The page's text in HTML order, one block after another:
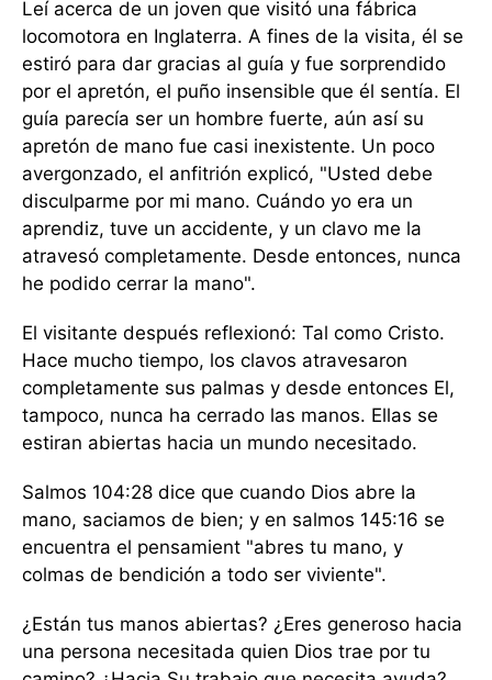
Leí acerca de un joven que visitó una fábrica
locomotora en Inglaterra. A fines de la visita, él se
estiró para dar gracias al guía y fue sorprendido
por el apretón, el puño insensible que él sentía. El
guía parecía ser un hombre fuerte, aún así su
apretón de mano fue casi inexistente. Un poco
avergonzado, el anfitrión explicó, "Usted debe
disculparme por mi mano. Cuándo yo era un
aprendiz, tuve un accidente, y un clavo me la
atravesó completamente. Desde entonces, nunca
he podido cerrar la mano".
El visitante después reflexionó: Tal como Cristo.
Hace mucho tiempo, los clavos atravesaron
completamente sus palmas y desde entonces El,
tampoco, nunca ha cerrado las manos. Ellas se
estiran abiertas hacia un mundo necesitado.
Salmos 104:28 dice que cuando Dios abre la
mano, saciamos de bien; y en salmos 145:16 se
encuentra el pensamient "abres tu mano, y
colmas de bendición a todo ser viviente".
¿Están tus manos abiertas? ¿Eres generoso hacia
una persona necesitada quien Dios trae por tu